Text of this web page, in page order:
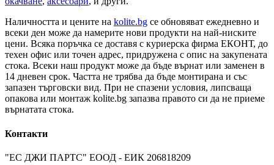
Наличността и цените на kolite.bg се обновяват ежедневно и
всеки ден може да намерите нови продукти на най-ниските
цени. Всяка поръчка се доставя с куриерска фирма ЕКОНТ, до
техен офис или точен адрес, придружена с опис на закупената
стока. Всеки наш продукт може да бъде върнат или заменен в
14 дневен срок. Частта не трябва да бъде монтирана и със
запазен търговски вид. При не спазени условия, липсваща
опакова или монтаж kolite.bg запазва правото си да не приеме
върнатата стока.
Контакти
"ЕС ДЖИ ПАРТС" ЕООД - ЕИК 206818209